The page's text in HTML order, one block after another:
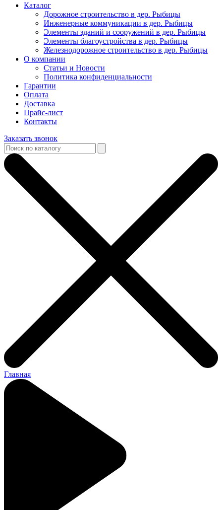
Каталог
Дорожное строительство в дер. Рыбицы
Инженерные коммуникации в дер. Рыбицы
Элементы зданий и сооружений в дер. Рыбицы
Элементы благоустройства в дер. Рыбицы
Железнодорожное строительство в дер. Рыбицы
О компании
Статьи и Новости
Политика конфиденциальности
Гарантии
Оплата
Доставка
Прайс-лист
Контакты
Заказать звонок
Главная